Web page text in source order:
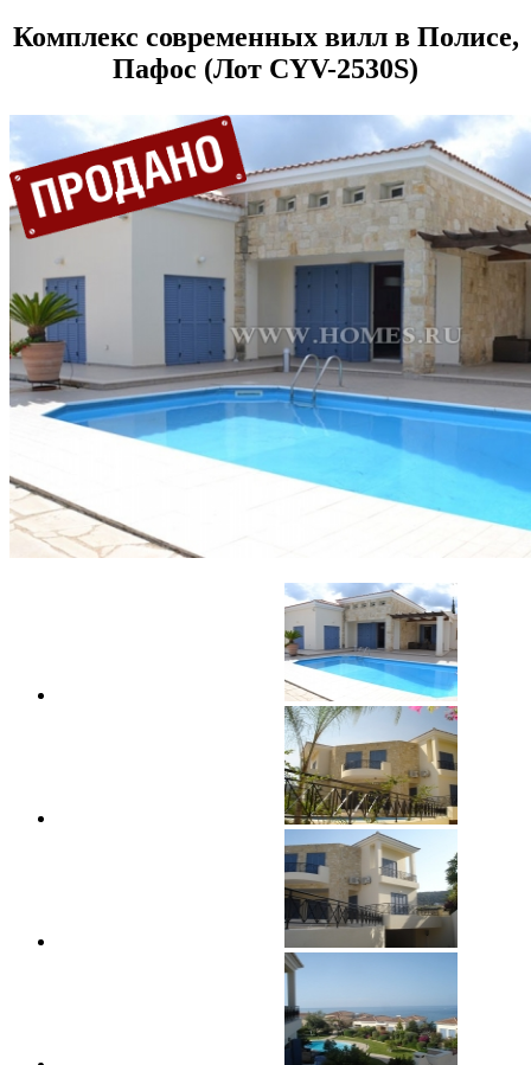
Комплекс современных вилл в Полисе,
Пафос (Лот CYV-2530S)